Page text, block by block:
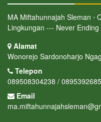
MA Miftahunnajah Sleman ⋅
Lingkungan --- Never
Alamat
Wonorejo Sardonoharjo
Telepon
089508304238 /
Email